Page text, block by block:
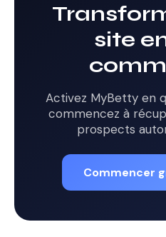
site
Activez MyBetty en
commencez à
prospects
Commencer